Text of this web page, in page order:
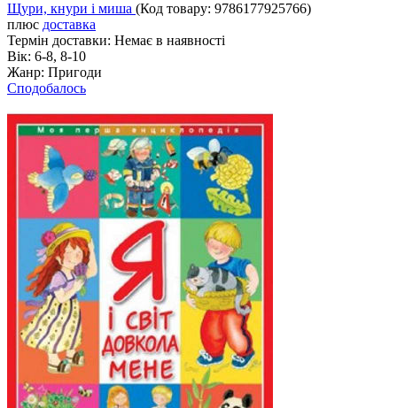
Щури, кнури і миша (Код товару: 9786177925766)
плюс доставка
Термін доставки: Немає в наявності
Вік: 6-8, 8-10
Жанр: Пригоди
Сподобалось